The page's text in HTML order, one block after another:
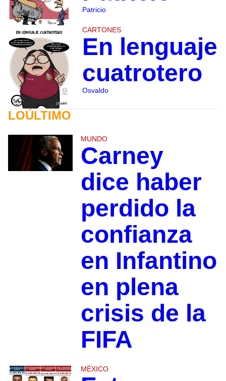
Patricio
CARTONES
En lenguaje
cuatrotero
Osvaldo
LOÚLTIMO
MUNDO
Carney
dice haber
perdido la
confianza
en Infantino
en plena
crisis de la
FIFA
MÉXICO